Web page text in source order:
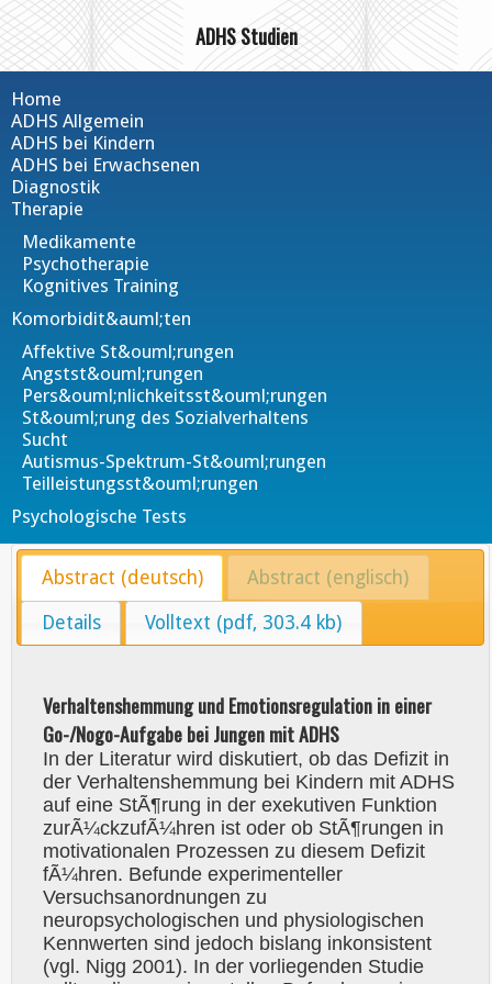
ADHS Studien
Home
ADHS Allgemein
ADHS bei Kindern
ADHS bei Erwachsenen
Diagnostik
Therapie
Medikamente
Psychotherapie
Kognitives Training
Komorbidit&auml;ten
Affektive St&ouml;rungen
Angstst&ouml;rungen
Pers&ouml;nlichkeitsst&ouml;rungen
St&ouml;rung des Sozialverhaltens
Sucht
Autismus-Spektrum-St&ouml;rungen
Teilleistungsst&ouml;rungen
Psychologische Tests
Abstract (deutsch) Abstract (englisch)
Details Volltext (pdf, 303.4 kb)
Verhaltenshemmung und Emotionsregulation in einer
Go-/Nogo-Aufgabe bei Jungen mit ADHS
In der Literatur wird diskutiert, ob das Defizit in
der Verhaltenshemmung bei Kindern mit ADHS
auf eine StÃ¶rung in der exekutiven Funktion
zurÃ¼ckzufÃ¼hren ist oder ob StÃ¶rungen in
motivationalen Prozessen zu diesem Defizit
fÃ¼hren. Befunde experimenteller
Versuchsanordnungen zu
neuropsychologischen und physiologischen
Kennwerten sind jedoch bislang inkonsistent
(vgl. Nigg 2001). In der vorliegenden Studie